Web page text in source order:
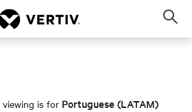
viewing is for Portuguese (LATAM)